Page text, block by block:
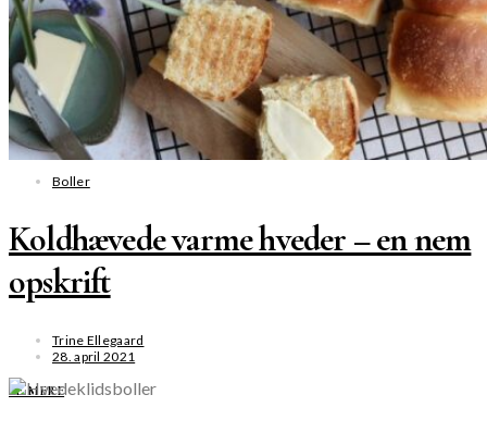
Boller
Koldhævede varme hveder – en nem
opskrift
Trine Ellegaard
28. april 2021
SE MERE